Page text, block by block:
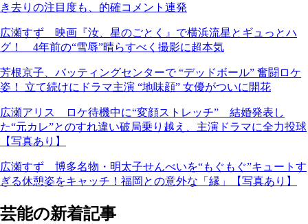
き去りの注目度も、的確コメント連発
広瀬すず 映画『汝、星のごとく』で横浜流星とギュっとハ
グ！ 4年前の“雪辱”晴らすべく撮影に超本気
芳根京子、バッティングセンターで “デッドボール” 奮闘ロケ
姿！ 立て続けにドラマ主演 “地味顔” 女優がついに開花
広瀬アリス ロケ待機中に“変顔ストレッチ” 結婚発表し
た“元カレ”とのすれ違い破局乗り越え、主演ドラマに全力投球
【写真あり】
広瀬すず 博多名物・明太子せんべいを“もぐもぐ”キュートす
ぎる休憩姿をキャッチ！福岡との意外な「縁」【写真あり】
芸能の新着記事